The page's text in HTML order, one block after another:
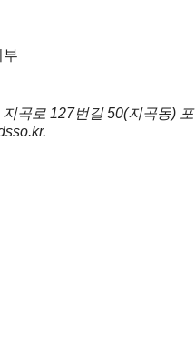
부
곡로 127번길 50(지곡동)
.